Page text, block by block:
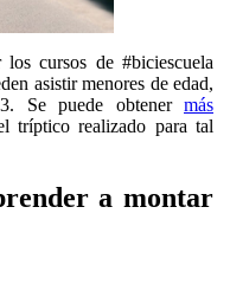
cursos de #biciescuela
asistir menores de edad,
Se puede obtener más
tríptico realizado para tal
a montar